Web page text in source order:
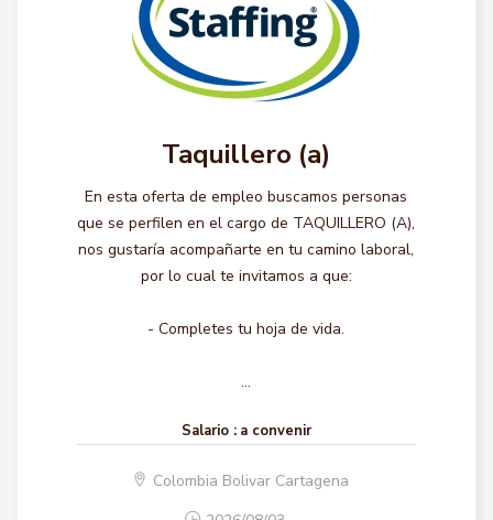
Taquillero (a)
En esta oferta de empleo buscamos personas
que se perfilen en el cargo de TAQUILLERO (A),
nos gustaría acompañarte en tu camino laboral,
por lo cual te invitamos a que:
- Completes tu hoja de vida.
...
Salario : a convenir
Colombia Bolivar Cartagena